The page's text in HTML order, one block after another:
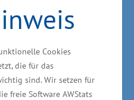
Cookies
die für das
sind. Wir setzen für
freie Software AWStats
3D-gedruckten
„Voxelfill“
3D-Druck mit einem